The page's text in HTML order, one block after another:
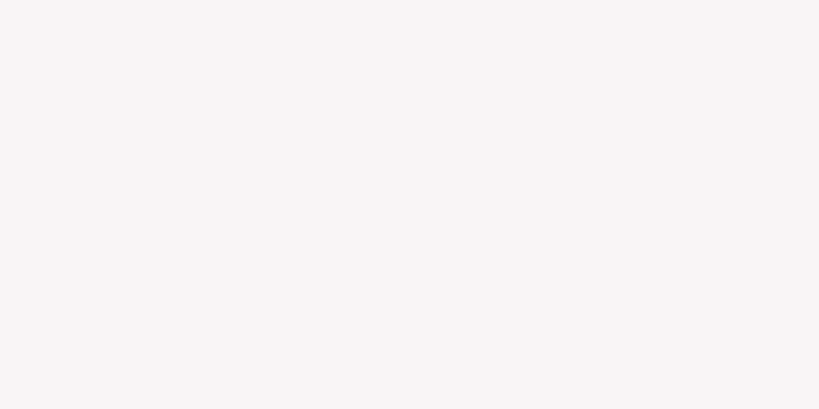
aan te passen en te beheren, en zorgt ervoor dat aan de regelgeving wordt voldaan. Pas uw voorkeuren aan om te